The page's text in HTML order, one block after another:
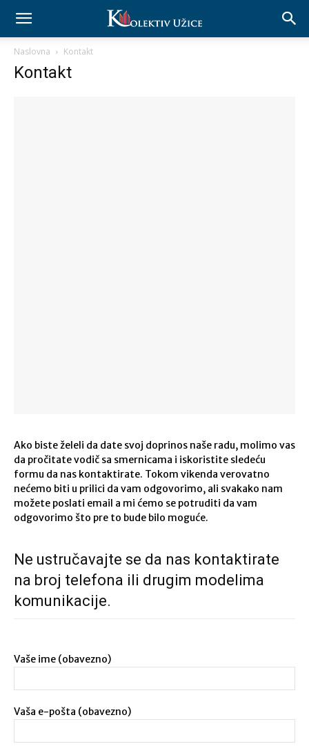
Naslovna Kontakt
Kontakt
Ako biste želeli da date svoj doprinos naše radu, molimo vas
da pročitate vodič sa smernicama i iskoristite sledeću
formu da nas kontaktirate. Tokom vikenda verovatno
nećemo biti u prilici da vam odgovorimo, ali svakako nam
možete poslati email a mi ćemo se potruditi da vam
odgovorimo što pre to bude bilo moguće.
Ne ustručavajte se da nas kontaktirate
na broj telefona ili drugim modelima
komunikacije.
Vaše ime (obavezno)
Vaša e-pošta (obavezno)